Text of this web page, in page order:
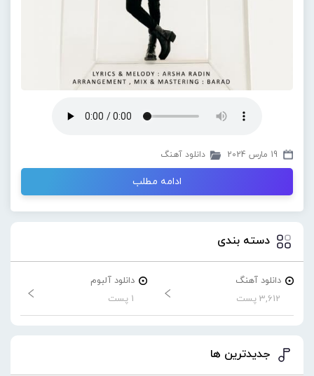
19 مارس 2024 دانلود آهنگ
ادامه مطلب
دسته بندی
دانلود آهنگ
3,612 پست
دانلود آلبوم
1 پست
جدیدترین ها